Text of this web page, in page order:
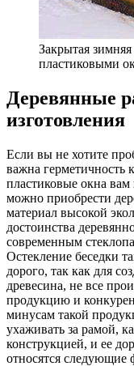
Закрытая
пластиковыми
Деревянные
изготовления
Если вы не хотите
важна герметичность
пластиковые окна
можно приобрести
материал высокой
достоинства
современным
Остекление беседки
дорого, так как для
древесина, не все
продукцию и
минусам такой
ухаживать за рамой,
конструкцией, и ее
относятся следующие